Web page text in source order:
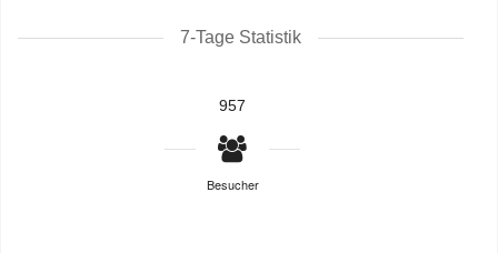
7-Tage Statistik
957
Besucher